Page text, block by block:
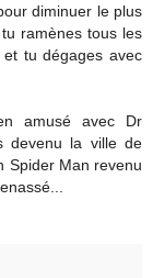
diminuer le plus
ramènes tous les
tu dégages avec
amusé avec Dr
devenu la ville de
Spider Man revenu